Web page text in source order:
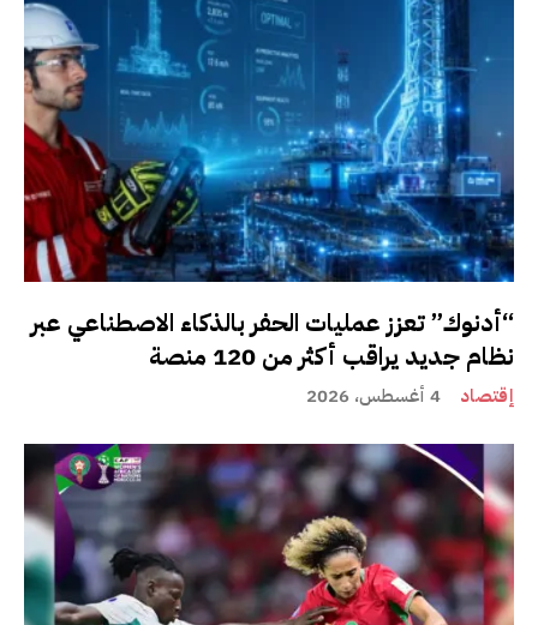
“أدنوك” تعزز عمليات الحفر بالذكاء الاصطناعي عبر
نظام جديد يراقب أكثر من 120 منصة
إقتصاد 4 أغسطس، 2026